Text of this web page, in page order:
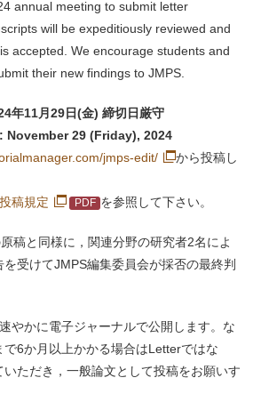
annual meeting to submit letter
will be expeditiously reviewed and
accepted. We encourage students and
their new findings to JMPS.
年11月29日(金) 締切日厳守
29 (Friday), 2024
jmps-edit/
から投稿し
稿規定 を参照して下さい。
稿と同様に，関連分野の研究者2名によ
受けてJMPS編集委員会が採否の最終判
やかに電子ジャーナルで公開します。な
6か月以上かかる場合はLetterではな
いただき，一般論文として投稿をお願いす